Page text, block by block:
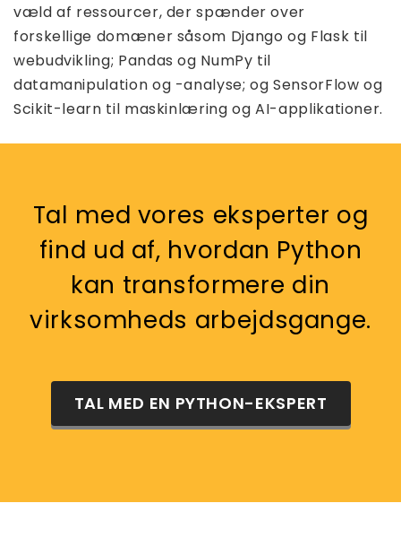
væld af ressourcer, der spænder over
forskellige domæner såsom Django og Flask til
webudvikling; Pandas og NumPy til
datamanipulation og -analyse; og SensorFlow og
Scikit-learn til maskinlæring og AI-applikationer.
Tal med vores eksperter og
find ud af, hvordan Python
kan transformere din
virksomheds arbejdsgange.
TAL MED EN PYTHON-EKSPERT